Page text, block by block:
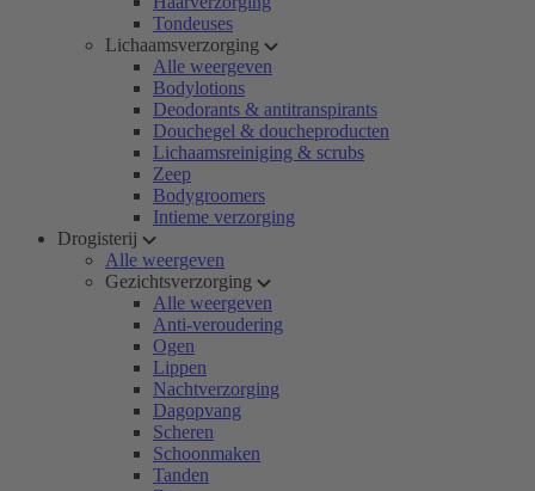
Tondeuses
Lichaamsverzorging
Alle weergeven
Bodylotions
Deodorants & antitranspirants
Douchegel & doucheproducten
Lichaamsreiniging & scrubs
Zeep
Bodygroomers
Intieme verzorging
Drogisterij
Alle weergeven
Gezichtsverzorging
Alle weergeven
Anti-veroudering
Ogen
Lippen
Nachtverzorging
Dagopvang
Scheren
Schoonmaken
Tanden